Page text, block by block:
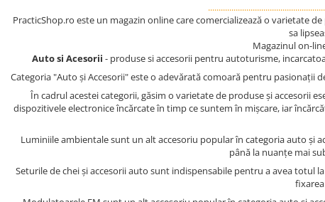
PracticShop.ro este un magazin online care comercializează o varietate
sa
Magazinul on-
Auto si Acesorii - produse si accesorii pentru autoturisme,
Categoria "Auto și Accesorii" este o adevărată comoară pentru pasionații
În cadrul acestei categorii, găsim o varietate de produse și accesorii
dispozitivele electronice încărcate în timp ce suntem în mișcare, iar
Luminiile ambientale sunt un alt accesoriu popular în categoria auto și
până la nuanțe mai
Seturile de chei și accesorii auto sunt indispensabile pentru a avea